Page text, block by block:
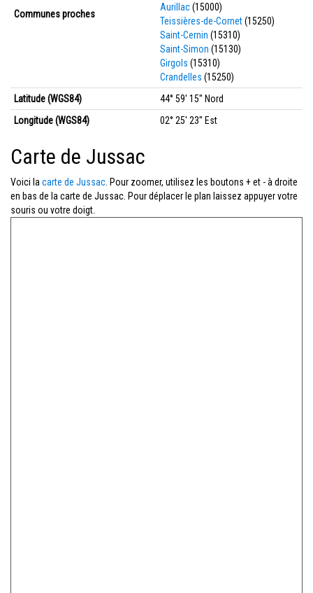
Communes proches
Aurillac(15000)
Teissières-de-Cornet(15250)
Saint-Cernin (15310)
Saint-Simon (15130)
Girgols (15310)
Crandelles (15250)
Latitude (WGS84)
44° 59' 15'' Nord
Longitude (WGS84)
02° 25' 23'' Est
Carte de Jussac
Voici la carte de Jussac . Pour zoomer, utilisez les boutons + et - à droite
en bas de la carte de Jussac. Pour déplacer le plan laissez appuyer votre
souris ou votre doigt.